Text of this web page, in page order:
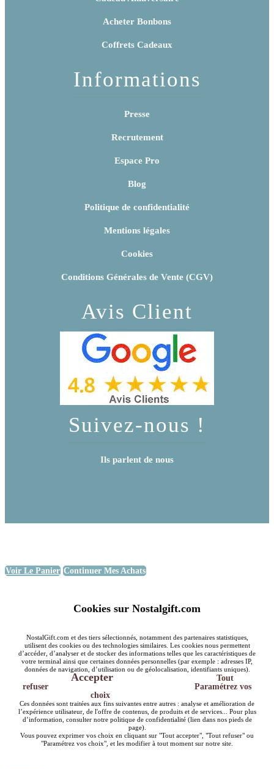
Acheter Bonbons
Coffrets Cadeaux
Informations
Presse
Recrutement
Espace Pro
Blog
Politique de confidentialité
Mentions légales
Cookies
Conditions Générales de Vente (CGV)
Avis Client
Suivez-nous !
Ils parlent de nous
Voir Le Panier Continuer Mes Achats
Cookies sur Nostalgift.com
NostalGift.com et des tiers sélectionnés, notamment des partenaires statistiques,
utilisent des cookies ou des technologies similaires. Les cookies nous permettent
d’accéder, d’analyser et de stocker des informations telles que les caractéristiques de
votre terminal ainsi que certaines données personnelles (par exemple : adresses IP,
données de navigation, d’utilisation ou de géolocalisation, identifiants uniques).
Accepter
Tout
refuser
Paramétrez vos
choix
Ces données sont traitées aux fins suivantes entre autres : analyse et amélioration de
l’expérience utilisateur, de l'offre de contenus, de produits et de services... Pour plus
d’information, consulter notre politique de confidentialité (lien dans nos pieds de
page).
Vous pouvez exprimer vos choix en cliquant sur "Tout accepter", "Tout refuser" ou
"Paramétrez vos choix", et les modifier à tout moment sur notre site.